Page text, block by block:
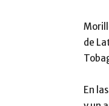
de
En